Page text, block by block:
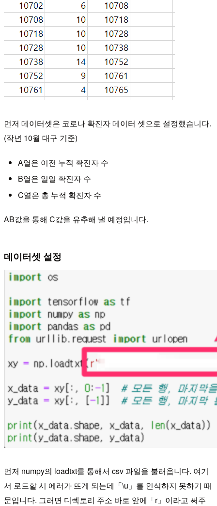
먼저 데이터셋은 코로나 확진자 데이터 셋으로 설정했습니다.
(작년 10월 대구 기준)
​A열은 이전 누적 확진자 수
B열은 일일 확진자 수
C열은 총 누적 확진자 수
AB값을 통해 C값을 유추해 낼 예정입니다.
데이터셋 설정
먼저 numpy의 loadtxt를 통해서 csv 파일을 불러옵니다. 여기
서 로드할 시 에러가 뜨게 되는데「\u」를 인식하지 못하기 때
문입니다. 그러면 디렉토리 주소 바로 앞에「r」이라고 써주